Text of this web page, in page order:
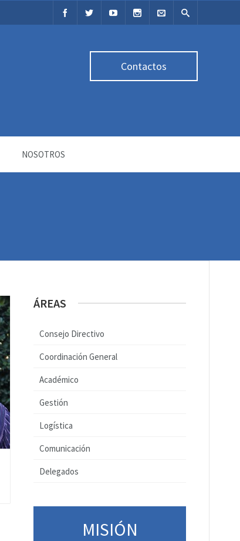
Contactos
NOSOTROS
ÁREAS
Consejo Directivo
Coordinación General
Académico
Gestión
Logística
Comunicación
Delegados
MISIÓN